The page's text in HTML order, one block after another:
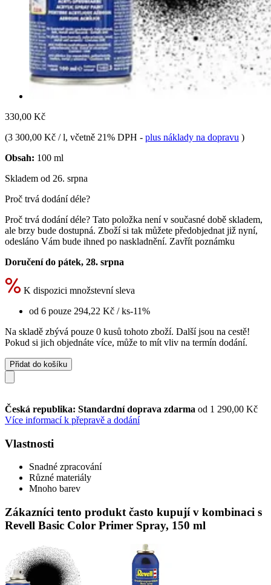
330,00 Kč
(3 300,00 Kč / l, včetně 21% DPH - plus náklady na dopravu )
Obsah: 100 ml
Skladem od 26. srpna
Proč trvá dodání déle?
Proč trvá dodání déle? Tato položka není v současné době skladem,
ale brzy bude dostupná. Zboží si tak můžete předobjednat již nyní,
odesláno Vám bude ihned po naskladnění. Zavřít poznámku
Doručení do pátek, 28. srpna
K dispozici množstevní sleva
od 6 pouze 294,22 Kč / ks-11%
Na skladě zbývá pouze 0 kusů tohoto zboží. Další jsou na cestě!
Pokud si jich objednáte více, může to mít vliv na termín dodání.
Přidat do košíku
Česká republika: Standardní doprava zdarma od 1 290,00 Kč
Více informací k přepravě a dodání
Vlastnosti
Snadné zpracování
Různé materiály
Mnoho barev
Zákazníci tento produkt často kupují v kombinaci s
Revell Basic Color Primer Spray, 150 ml